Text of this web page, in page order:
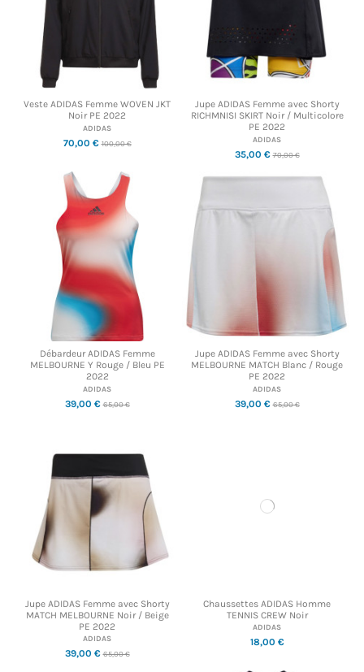
Veste ADIDAS Femme WOVEN JKT
Noir PE 2022
ADIDAS
70,00 €100,00 €
Jupe ADIDAS Femme avec Shorty
RICHMNISI SKIRT Noir / Multicolore
PE 2022
ADIDAS
35,00 €70,00 €
Débardeur ADIDAS Femme
MELBOURNE Y Rouge / Bleu PE
2022
ADIDAS
39,00 €65,00 €
Jupe ADIDAS Femme avec Shorty
MELBOURNE MATCH Blanc / Rouge
PE 2022
ADIDAS
39,00 €65,00 €
Jupe ADIDAS Femme avec Shorty
MATCH MELBOURNE Noir / Beige
PE 2022
ADIDAS
39,00 €65,00 €
Chaussettes ADIDAS Homme
TENNIS CREW Noir
ADIDAS
18,00 €